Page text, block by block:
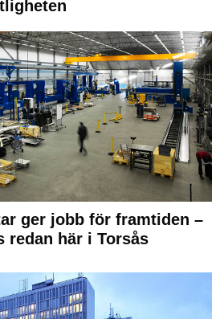
ger jobb för framtiden –
redan här i Torsås